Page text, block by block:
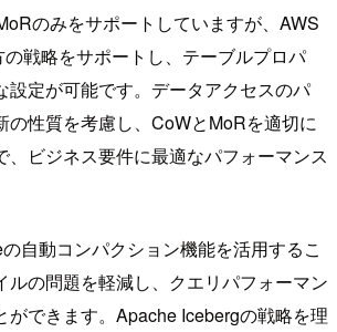
のみをサポートしていますが、AWS
戦略をサポートし、テーブルプロパ
設定が可能です。データアクセスのパ
の性質を考慮し、CoWとMoRを適切に
、ビジネス要件に最適なパフォーマンス
自動コンパクション機能を活用するこ
ルの問題を軽減し、クエリパフォーマン
ができます。Apache Icebergの戦略を理